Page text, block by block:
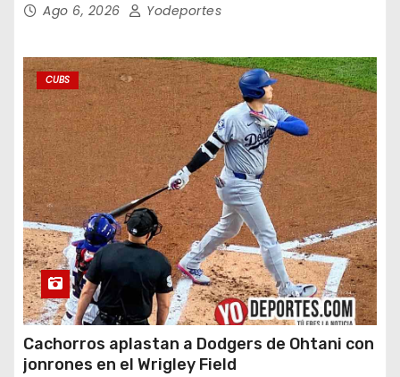
Ago 6, 2026 Yodeportes
CUBS
Cachorros aplastan a Dodgers de Ohtani con
jonrones en el Wrigley Field